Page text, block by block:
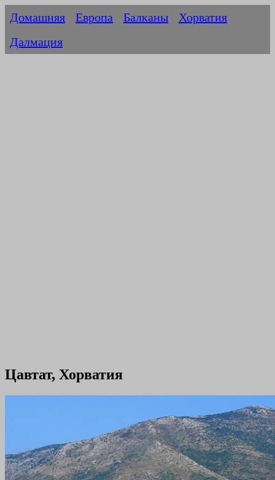
Домашняя Европа Балканы
Хорватия
Далмация
Цавтат, Хорватия